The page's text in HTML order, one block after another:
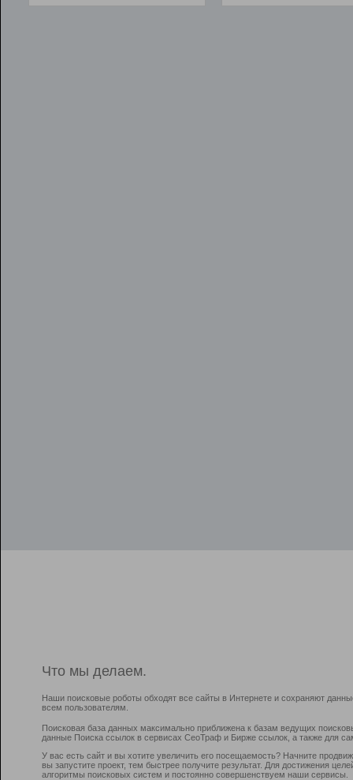
Что мы делаем.
Наши поисковые роботы обходят все сайты в Интернете и сохраняют
всем пользователям.
Поисковая база данных максимально приближена к базам ведущих
данные Поиска ссылок в сервисах СеоТраф и Бирже ссылок, а также для
У вас есть сайт и вы хотите увеличить его посещаемость? Начните
вы запустите проект, тем быстрее получите результат. Для достижения
алгоритмы поисковых систем и постоянно совершенствуем наши сервисы.